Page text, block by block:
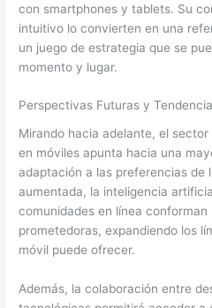
con smartphones y tablets. Su
intuitivo lo convierten en una
un juego de estrategia que se
momento y lugar.
Perspectivas Futuras y
Mirando hacia adelante, el
en móviles apunta hacia una
adaptación a las preferencias de
aumentada, la inteligencia
comunidades en línea
prometedoras, expandiendo los
móvil puede ofrecer.
Además, la colaboración entre